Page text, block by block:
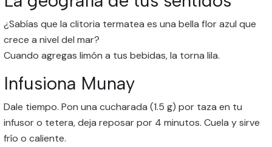
¿Sabías que la clitoria termatea es una bella flor azul que
crece a nivel del mar?
Cuando agregas limón a tus bebidas, la torna lila.
Infusiona Munay
Dale tiempo. Pon una cucharada (1.5 g) por taza en tu
infusor o tetera, deja reposar por 4 minutos. Cuela y sirve
frío o caliente.